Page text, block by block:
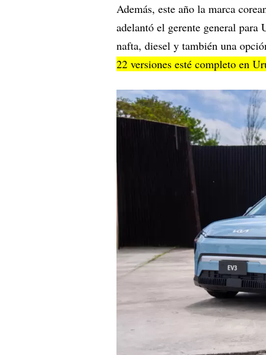
Además, este año la marca
adelantó el gerente general para
nafta, diesel y también una
22 versiones esté completo en